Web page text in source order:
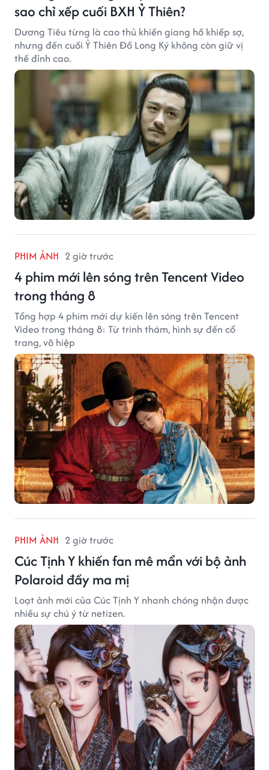
sao chỉ xếp cuối BXH Ỷ Thiên?
Dương Tiêu từng là cao thủ khiến giang hồ khiếp sợ,
nhưng đến cuối Ỷ Thiên Đồ Long Ký không còn giữ vị
thế đỉnh cao.
PHIM ẢNH 2 giờ trước
4 phim mới lên sóng trên Tencent Video
trong tháng 8
Tổng hợp 4 phim mới dự kiến lên sóng trên Tencent
Video trong tháng 8: Từ trinh thám, hình sự đến cổ
trang, võ hiệp
PHIM ẢNH 2 giờ trước
Cúc Tịnh Y khiến fan mê mẩn với bộ ảnh
Polaroid đầy ma mị
Loạt ảnh mới của Cúc Tịnh Y nhanh chóng nhận được
nhiều sự chú ý từ netizen.